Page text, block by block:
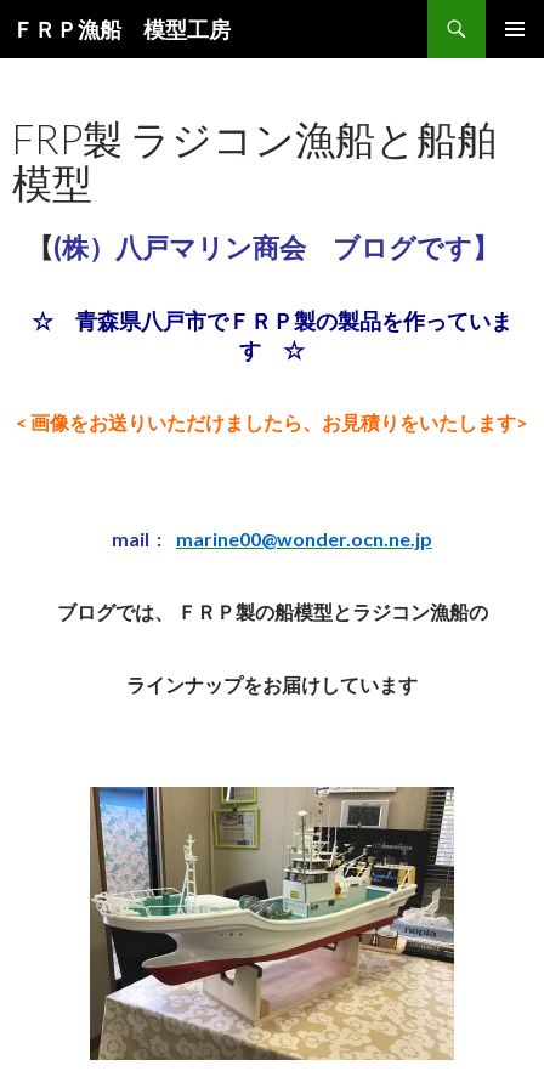
ＦＲＰ漁船 模型工房
FRP製 ラジコン漁船と船舶
模型
【(株）八戸マリン商会 ブログです】
☆ 青森県八戸市でＦＲＰ製の製品を作っていま
す ☆
< 画像をお送りいただけましたら、お見積りをいたします>
mail : marine00@wonder.ocn.ne.jp
ブログでは、 ＦＲＰ製の船模型とラジコン漁船の
ラインナップをお届けしています